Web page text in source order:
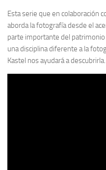
Esta serie que en colaboración
aborda la fotografía desde el
parte importante del patrimonio
una disciplina diferente a la
Kastel nos ayudará a descubrirla.